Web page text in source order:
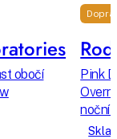
obočí
Pink
noční